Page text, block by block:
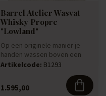
Barrel Atelier Wasvat
Whisky Propre
"Lowland"
Op een originele manier je
handen wassen boven een
authentiek whiskyvat! Whisky...
Artikelcode: B1293
1.595,00